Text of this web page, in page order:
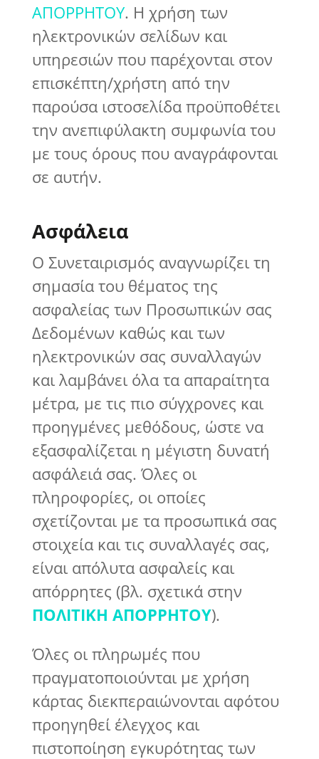
ΑΠΟΡΡΗΤΟΥ. Η χρήση των
ηλεκτρονικών σελίδων και
υπηρεσιών που παρέχονται στον
επισκέπτη/χρήστη από την
παρούσα ιστοσελίδα προϋποθέτει
την ανεπιφύλακτη συμφωνία του
με τους όρους που αναγράφονται
σε αυτήν.
Ασφάλεια
Ο Συνεταιρισμός αναγνωρίζει τη
σημασία του θέματος της
ασφαλείας των Προσωπικών σας
Δεδομένων καθώς και των
ηλεκτρονικών σας συναλλαγών
και λαμβάνει όλα τα απαραίτητα
μέτρα, με τις πιο σύγχρονες και
προηγμένες μεθόδους, ώστε να
εξασφαλίζεται η μέγιστη δυνατή
ασφάλειά σας. Όλες οι
πληροφορίες, οι οποίες
σχετίζονται με τα προσωπικά σας
στοιχεία και τις συναλλαγές σας,
είναι απόλυτα ασφαλείς και
απόρρητες (βλ. σχετικά στην
ΠΟΛΙΤΙΚΗ ΑΠΟΡΡΗΤΟΥ).
Όλες οι πληρωμές που
πραγματοποιούνται με χρήση
κάρτας διεκπεραιώνονται αφότου
προηγηθεί έλεγχος και
πιστοποίηση εγκυρότητας των